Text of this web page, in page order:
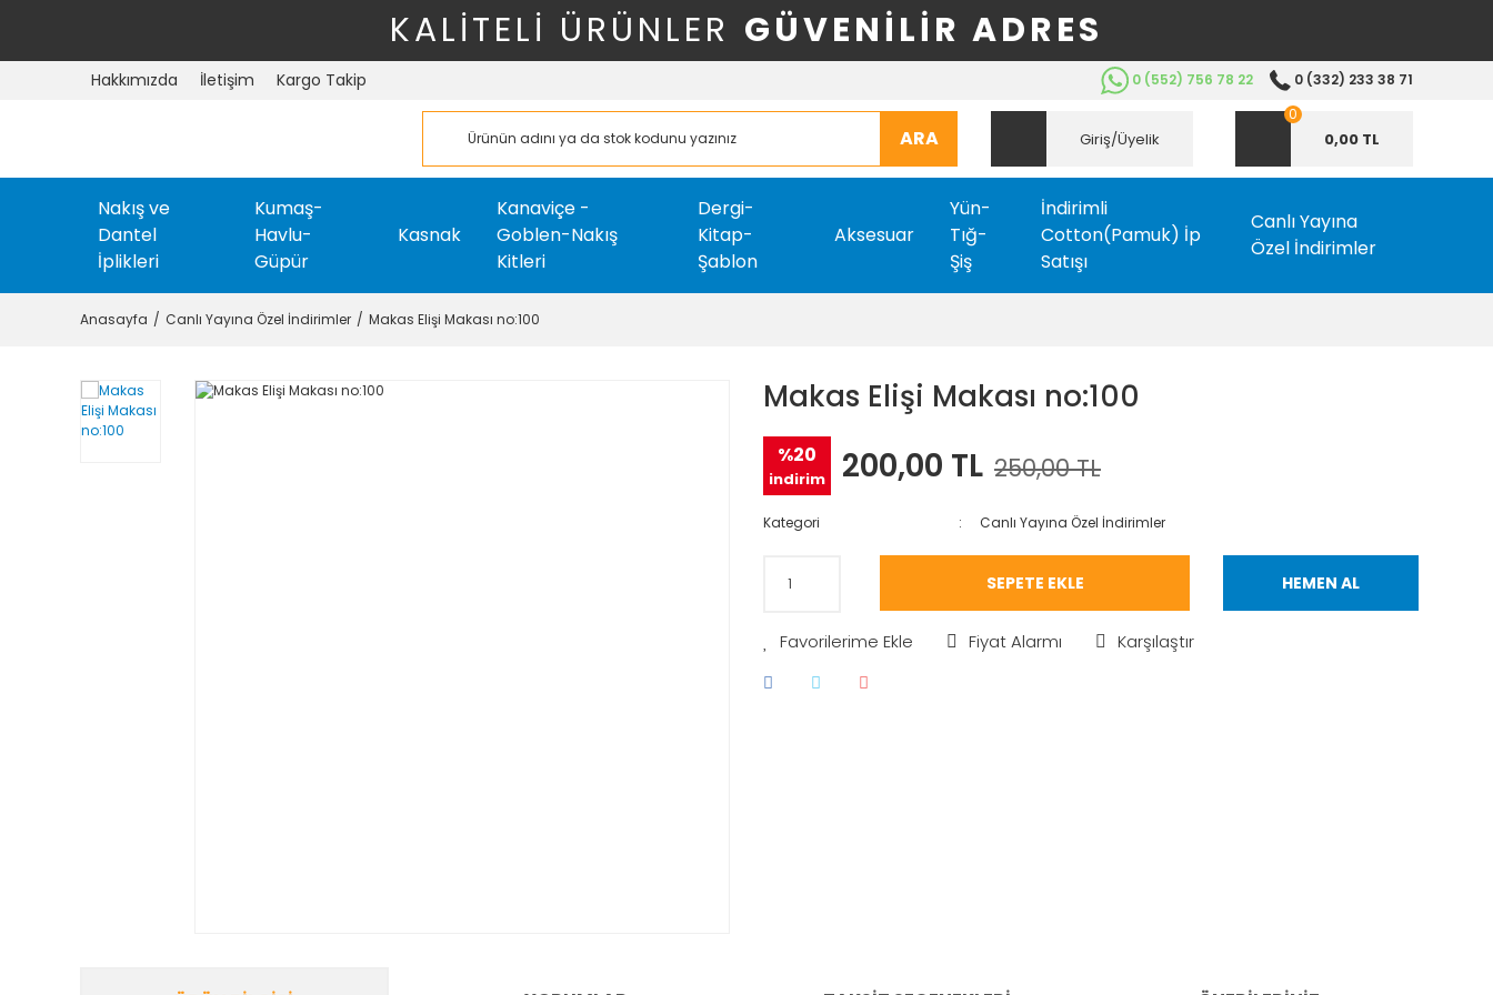
KALİTELİ ÜRÜNLER GÜVENİLİR ADRES
Hakkımızda İletişim Kargo Takip 0 (552) 756 78 22 0 (332) 233 38 71
ARA Giriş/Üyelik 0,00 TL
0
Nakış ve
Dantel
İplikleri
Kumaş-
Havlu-
Güpür
Kasnak
Kanaviçe -
Goblen-Nakış
Kitleri
Dergi-
Kitap-
Şablon
Aksesuar
Yün-
Tığ-
Şiş
İndirimli
Cotton(Pamuk) İp
Satışı
Canlı Yayına
Özel İndirimler
Anasayfa Canlı Yayına Özel İndirimler Makas Elişi Makası no:100
Makas Elişi Makası no:100
%20
indirim 200,00 TL 250,00 TL
Kategori Canlı Yayına Özel İndirimler
SEPETE EKLE HEMEN AL
Fiyat Alarmı Karşılaştır